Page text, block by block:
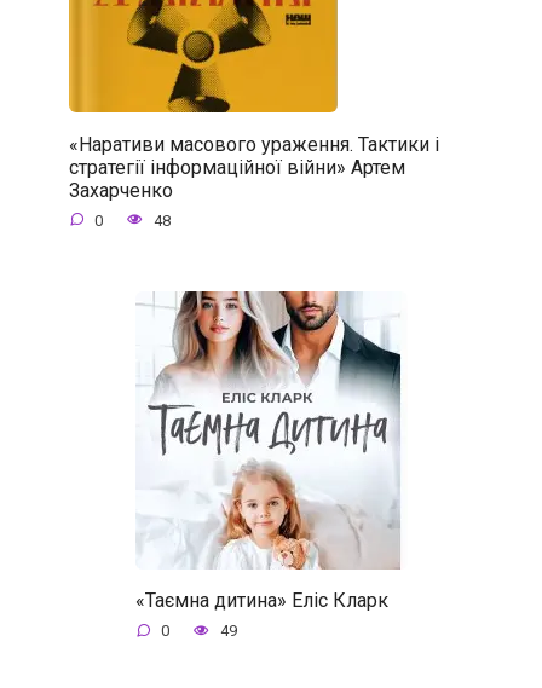
«Наративи масового ураження. Тактики і
стратегії інформаційної війни» Артем
Захарченко
0 48
«Таємна дитина» Еліс Кларк
0 49